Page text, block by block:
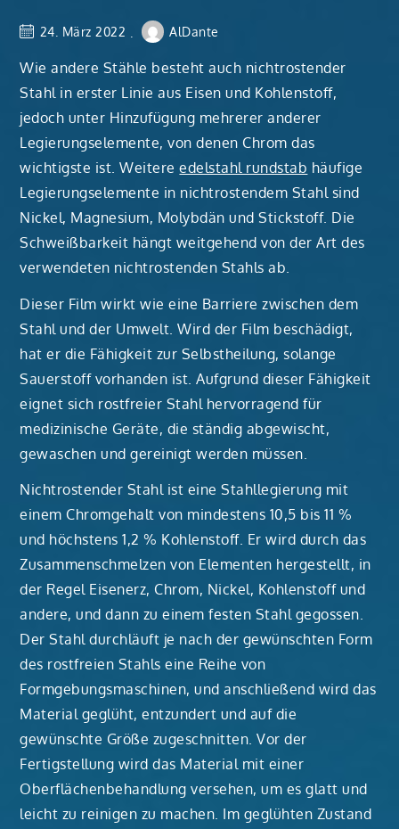
24. März 2022 AlDante
Wie andere Stähle besteht auch nichtrostender
Stahl in erster Linie aus Eisen und Kohlenstoff,
jedoch unter Hinzufügung mehrerer anderer
Legierungselemente, von denen Chrom das
wichtigste ist. Weitereedelstahl rundstab häufige
Legierungselemente in nichtrostendem Stahl sind
Nickel, Magnesium, Molybdän und Stickstoff. Die
Schweißbarkeit hängt weitgehend von der Art des
verwendeten nichtrostenden Stahls ab.
Dieser Film wirkt wie eine Barriere zwischen dem
Stahl und der Umwelt. Wird der Film beschädigt,
hat er die Fähigkeit zur Selbstheilung, solange
Sauerstoff vorhanden ist. Aufgrund dieser Fähigkeit
eignet sich rostfreier Stahl hervorragend für
medizinische Geräte, die ständig abgewischt,
gewaschen und gereinigt werden müssen.
Nichtrostender Stahl ist eine Stahllegierung mit
einem Chromgehalt von mindestens 10,5 bis 11 %
und höchstens 1,2 % Kohlenstoff. Er wird durch das
Zusammenschmelzen von Elementen hergestellt, in
der Regel Eisenerz, Chrom, Nickel, Kohlenstoff und
andere, und dann zu einem festen Stahl gegossen.
Der Stahl durchläuft je nach der gewünschten Form
des rostfreien Stahls eine Reihe von
Formgebungsmaschinen, und anschließend wird das
Material geglüht, entzundert und auf die
gewünschte Größe zugeschnitten. Vor der
Fertigstellung wird das Material mit einer
Oberflächenbehandlung versehen, um es glatt und
leicht zu reinigen zu machen. Im geglühten Zustand